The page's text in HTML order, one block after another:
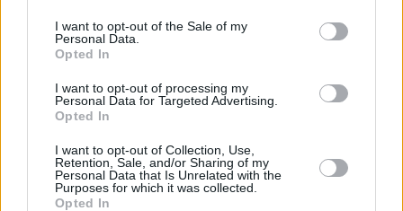
I want to opt-out of the Sale of my
Personal Data.
Opted In
I want to opt-out of processing my
Personal Data for Targeted Advertising.
Opted In
I want to opt-out of Collection, Use,
Retention, Sale, and/or Sharing of my
Personal Data that Is Unrelated with the
Purposes for which it was collected.
Opted In
Ανατολή
RELATEDPOSTS